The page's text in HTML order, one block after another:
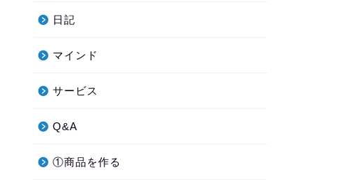
日記
マインド
サービス
Q&A
①商品を作る